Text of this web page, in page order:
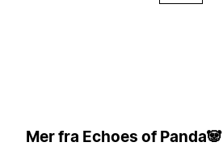
Mer fra Echoes of Panda🐼